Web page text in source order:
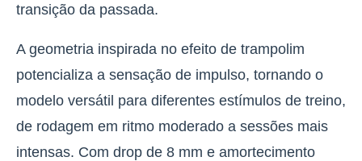
transição da passada.
A geometria inspirada no efeito de trampolim
potencializa a sensação de impulso, tornando o
modelo versátil para diferentes estímulos de treino,
de rodagem em ritmo moderado a sessões mais
intensas. Com drop de 8 mm e amortecimento